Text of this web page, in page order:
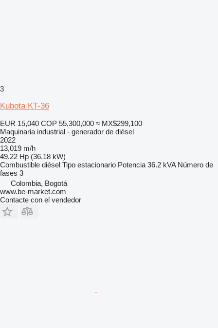
3
Kubota KT-36
EUR 15,040 COP 55,300,000 ≈ MX$299,100
Maquinaria industrial - generador de diésel
2022
13,019 m/h
49.22 Hp (36.18 kW)
Combustible diésel Tipo estacionario Potencia 36.2 kVA Número de
fases 3
Colombia, Bogotá
www.be-market.com
Contacte con el vendedor